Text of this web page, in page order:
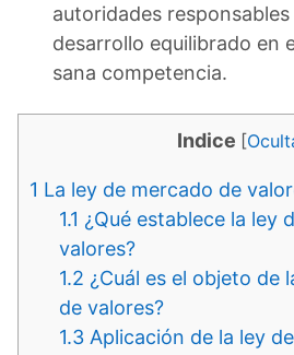
autoridades
desarrollo equilibrado en
sana competencia.
Indice [
1 La ley de mercado de
1.1 ¿Qué establece la ley
valores?
1.2 ¿Cuál es el objeto de
de valores?
1.3 Aplicación de la ley